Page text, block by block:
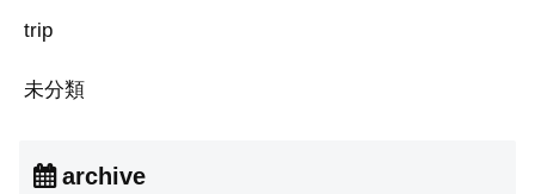
trip
未分類
archive